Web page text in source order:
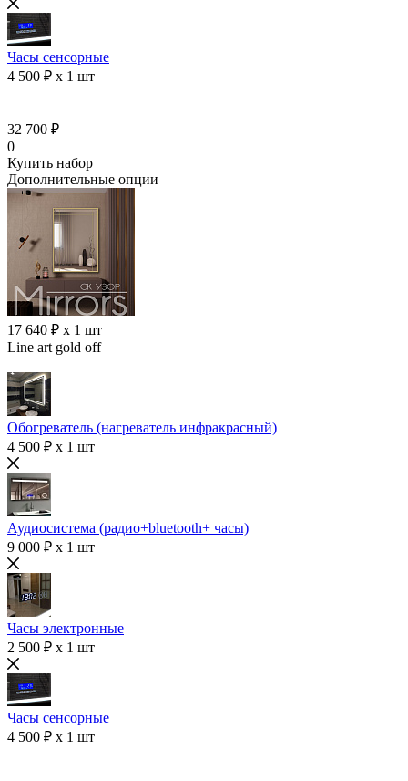
Часы сенсорные
4 500 ₽ x 1 шт
32 700 ₽
0
Купить набор
Дополнительные опции
17 640 ₽ x 1 шт
Line art gold off
Обогреватель (нагреватель инфракрасный)
4 500 ₽ x 1 шт
Аудиосистема (радио+bluetooth+ часы)
9 000 ₽ x 1 шт
Часы электронные
2 500 ₽ x 1 шт
Часы сенсорные
4 500 ₽ x 1 шт